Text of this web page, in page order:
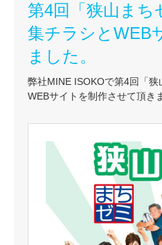
第4回「狭山まち
集チラシとWEB
ました。
弊社MINE ISOKOで第4回「狭
WEBサイトを制作させて頂き